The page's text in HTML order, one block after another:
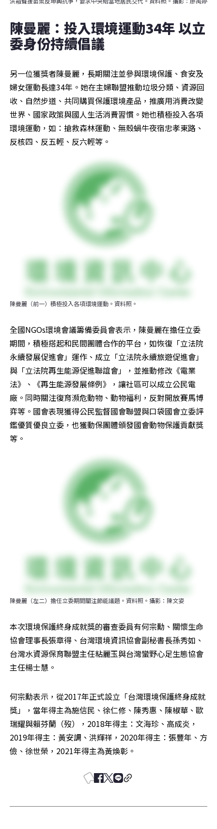
陳曼麗：投入環境運動34年 以立
委身份持續倡議
另一位獲獎者陳曼麗，長期關注並參與環境保護、食安及
婦女運動長達34年。她在主婦聯盟推動垃圾分類、資源回
收、自然步道、共同購買保護環境產品，推廣用消費改變
世界、國家政策與國人生活消費習慣。她也積極投入各項
環境運動，如：搶救森林運動、無殼蝸牛夜宿忠孝東路、
反核四、反五輕、反六輕等。
陳曼麗（前一）積極投入各項環境運動。資料照。
全國NGOs環境會議籌備委員會表示，陳曼麗在擔任立委
期間，積極搭起和民間團體合作的平台，如恢復「立法院
永續發展促進會」運作、成立「立法院永續旅遊促進會」
與「立法院再生能源促進聯誼會」，並推動修改《電業
法》、《再生能源發展條例》，讓社區可以成立公民電
廠。同時關注復育瀕危動物、動物福利，反對開放賽馬博
弈等。國會表現獲得公民監督國會聯盟與口袋國會立委評
鑑優質優良立委，也獲動保團體頒發國會動物保護貢獻獎
等。
陳曼麗（左二）擔任立委期間關注節能議題。資料照。攝影：陳文姿
本次環境保護終身成就獎的審查委員有何宗勳、關懷生命
協會理事長張章得、台灣環境資訊協會副秘書長孫秀如、
台灣水資源保育聯盟主任粘麗玉與台灣蠻野心足生態協會
主任楊士慧。
何宗勳表示，從2017年正式設立「台灣環境保護終身成就
獎」，當年得主為施信民、徐仁修、陳秀惠、陳椒華、歐
瑞耀與賴芬蘭（歿），2018年得主：文海珍、高成炎，
2019年得主：黃安調、洪輝祥，2020年得主：張豐年、方
儉、徐世榮，2021年得主為黃煥彰。